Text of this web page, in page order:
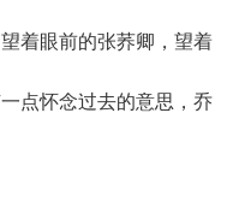
着眼前的张荞卿，望着
点怀念过去的意思，乔